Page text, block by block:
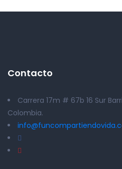
Contacto
Carrera 17m # 67b 16 Sur
Colombia.